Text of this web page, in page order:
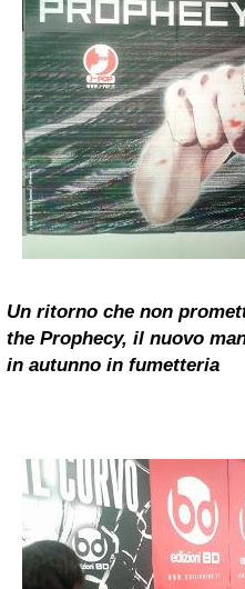
Un ritorno che non
the Prophecy, il nuovo
in autunno in fumetteria